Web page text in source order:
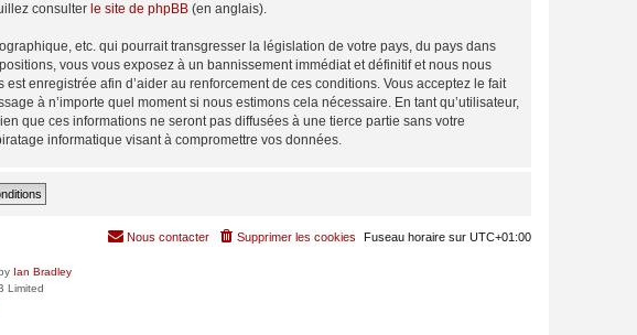
consulter le site de phpBB (en anglais).
etc. qui pourrait transgresser la législation de votre pays, du pays dans
vous vous exposez à un bannissement immédiat et définitif et nous nous
enregistrée afin d’aider au renforcement de ces conditions. Vous acceptez le fait
à n’importe quel moment si nous estimons cela nécessaire. En tant qu’utilisateur,
que ces informations ne seront pas diffusées à une tierce partie sans votre
informatique visant à compromettre vos données.
Fuseau horaire sur UTC+01:00
Supprimer les cookies
Nous contacter
Ian Bradley
Limited